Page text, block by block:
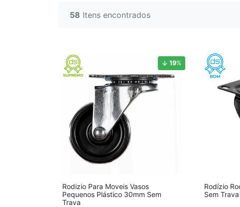
58 Itens encontrados
19%
Rodizio Para Moveis Vasos
Pequenos Plástico 30mm Sem
Trava
Rodízio
Sem